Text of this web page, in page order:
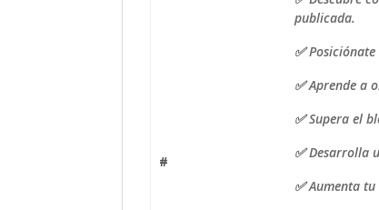
#
publicada.
✅
✅ Aprende a
✅ Supera el
✅ Desarrolla
✅ Aumenta